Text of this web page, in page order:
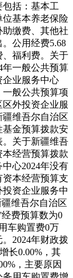
包括：基本工
位基本养老保险
缴费、其他社
公用经费5.68
福利费。 关于
年一般公共预算
企业服务中心
一般公共预算项
外投资企业服
疆维吾尔自治区
基金预算拨款安
关于新疆维吾
本经营预算拨款
心2024年没有
本经营预算支
资企业服务中
疆维吾尔自治区
费预算数为0
车购置费0万
2024年财政拨
长0.00%，其
，主要原因